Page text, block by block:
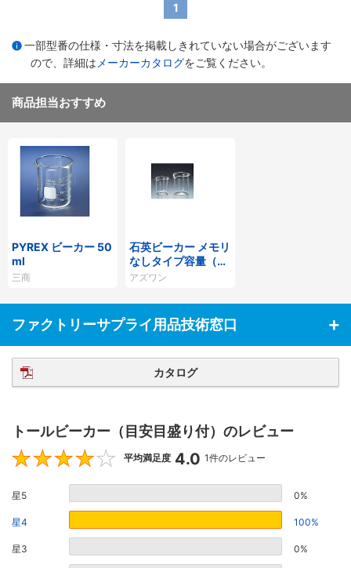
1
一部型番の仕様・寸法を掲載しきれていない場合がございます
ので、詳細は メーカーカタログをご覧ください。
商品担当おすすめ
PYREX ビーカー 50
ml
三商
石英ビーカー メモリ
なしタイプ容量（m
l）50～2000
アズワン
ファクトリーサプライ用品技術窓口
カタログ
トールビーカー（目安目盛り付）のレビュー
4
平均満足度 4.0 1件のレビュー
星5 0%
星4 100%
星3 0%